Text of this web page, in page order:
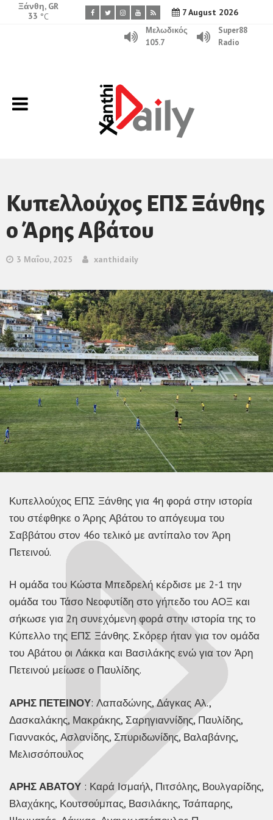
7 August 2026
Ξάνθη, GR
33 °C
Μελωδικός
105.7
Super88
Radio
Κυπελλούχος ΕΠΣ Ξάνθης
ο Άρης Αβάτου
3 Μαΐου, 2025 xanthidaily
Κυπελλούχος ΕΠΣ Ξάνθης για 4η φορά στην ιστορία
του στέφθηκε ο Άρης Αβάτου το απόγευμα του
Σαββάτου στον 46o τελικό με αντίπαλο τον Άρη
Πετεινού.
Η ομάδα του Κώστα Μπεδρελή κέρδισε με 2-1 την
ομάδα του Τάσο Νεοφυτίδη στο γήπεδο του ΑΟΞ και
σήκωσε για 2η συνεχόμενη φορά στην ιστορία της το
Κύπελλο της ΕΠΣ Ξάνθης. Σκόρερ ήταν για τον ομάδα
του Αβάτου οι Λάκκα και Βασιλάκης ενώ για τον Άρη
Πετεινού μείωσε ο Παυλίδης.
ΑΡΗΣ ΠΕΤΕΙΝΟΥ: Λαπαδώνης, Δάγκας Αλ.,
Δασκαλάκης, Μακράκης, Σαρηγιαννίδης, Παυλίδης,
Γιαννακός, Ασλανίδης, Σπυριδωνίδης, Βαλαβάνης,
Μελισσόπουλος
ΑΡΗΣ ΑΒΑΤΟΥ : Καρά Ισμαήλ, Πιτσόλης, Βουλγαρίδης,
Βλαχάκης, Κουτσούμπας, Βασιλάκης, Τσάπαρης,